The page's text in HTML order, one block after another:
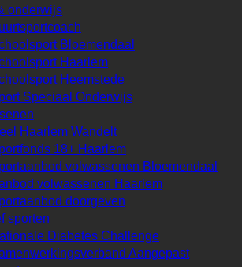
onderwijs
Bloemendaal
Haarlem
Heemstede
Speciaal Onderwijs
Haarlem Wandelt
18+ Haarlem
volwassenen Bloemendaal
volwassenen Haarlem
doorgeven
sporten
Diabetes Challenge
Aangepast